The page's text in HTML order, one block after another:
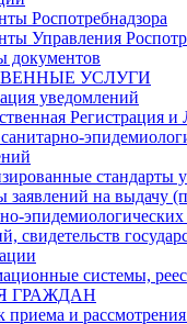
Роспотребнадзора
Управления
документов
УСЛУГИ
уведомлений
Регистрация
стандарты
заявлений на выдачу
свидетельств
системы,
ГРАЖДАН
приема и